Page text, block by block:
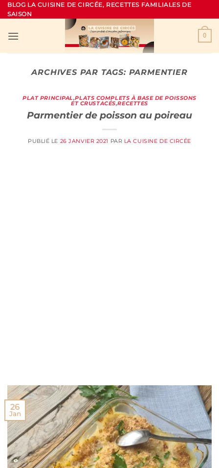
Passer
au
BLOG LA CUISINE DE CIRCÉE, RECETTES FAMILIALES DE
SAISON
0
ARCHIVES PAR TAGS: PARMENTIER
PLAT PRINCIPAL,PLATS COMPLETS À BASE DE POISSONS
ET CRUSTACÉS,RECETTES
Parmentier de poisson au poireau
PUBLIÉ LE 26 JANVIER 2021 PAR LA CUISINE DE CIRCÉE
26
Jan